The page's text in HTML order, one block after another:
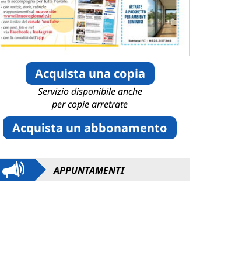
Acquista una copia
Servizio disponibile anche
per copie arretrate
Acquista un abbonamento
APPUNTAMENTI